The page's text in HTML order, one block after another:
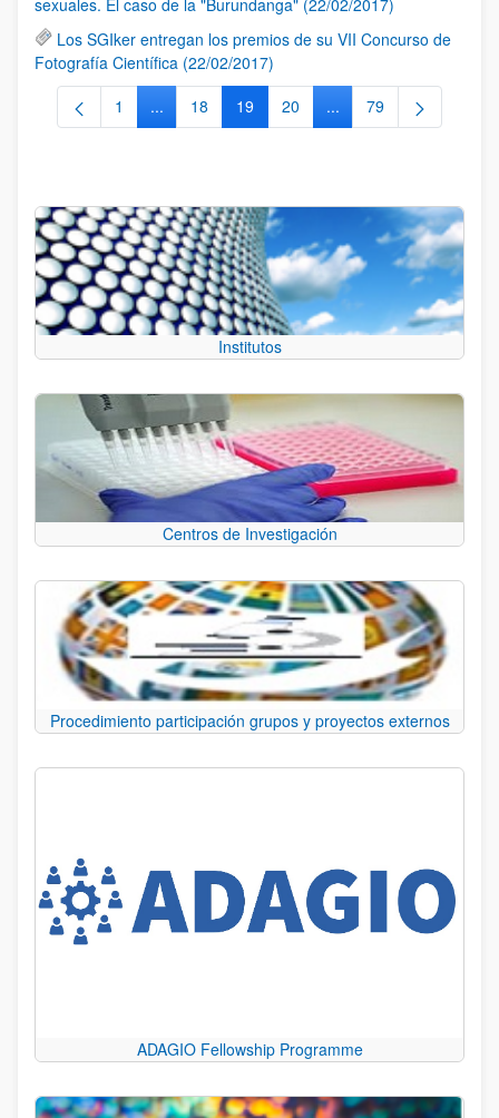
Los SGIker entregan los premios de su VII Concurso de
Fotografía Científica (22/02/2017)
Página
1 ...Páginas intermedias Use TAB para desplazarse.
Página
18 Página
19 Página
20 ...Páginas intermedias
Página
79
Institutos
Centros de Investigación
Procedimiento participación grupos y proyectos externos
ADAGIO Fellowship Programme